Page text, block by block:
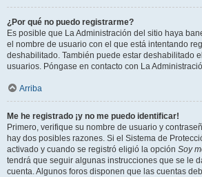
¿Por qué no puedo registrarme?
Es posible que La Administración del sitio haya
el nombre de usuario con el que está intentando
deshabilitado. También puede estar deshabilitado
usuarios. Póngase en contacto con La
Arriba
Me he registrado ¡y no me puedo identificar!
Primero, verifique su nombre de usuario y
hay dos posibles razones. Si el Sistema de
activado y cuando se registró eligió la opción Soy
tendrá que seguir algunas instrucciones que se le
cuenta. Algunos foros disponen que las cuentas